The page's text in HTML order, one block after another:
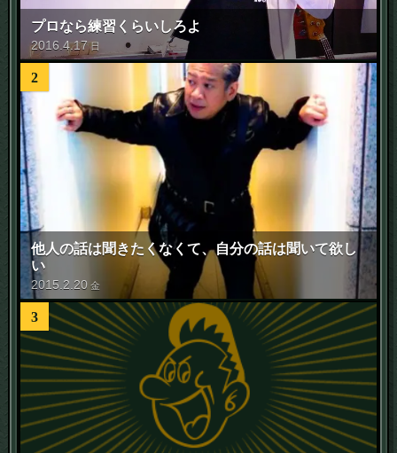
プロなら練習くらいしろよ
2016.4.17 日
2
他人の話は聞きたくなくて、自分の話は聞いて欲し
い
2015.2.20 金
3